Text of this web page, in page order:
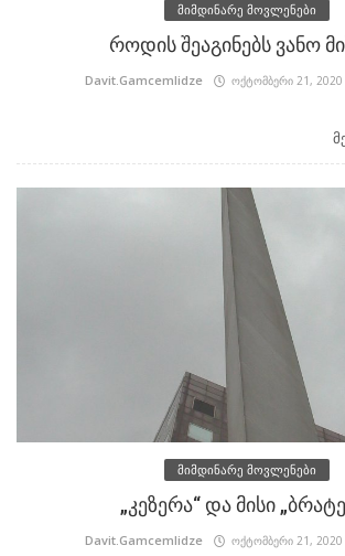
მიმდინარე მოვლენები
როდის შეაგინებს ვანო
Davit.Gamcemlidze ოქტომბერი 21, 2020
მიმდინარე მოვლენები
„კეზერა“ და მისი
Davit.Gamcemlidze ოქტომბერი 21, 2020